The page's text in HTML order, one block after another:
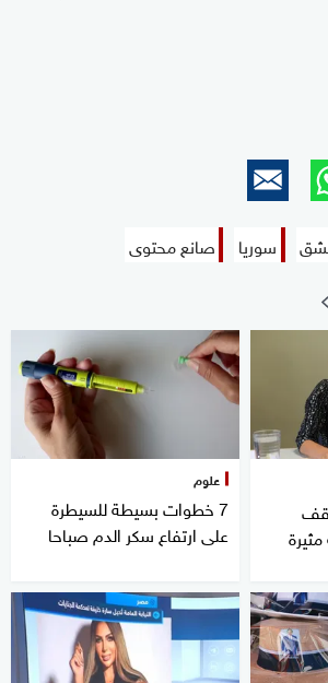
سوريا صانع محتوى
علوم
7 خطوات بسيطة للسيطرة
على ارتفاع سكر الدم صباحا